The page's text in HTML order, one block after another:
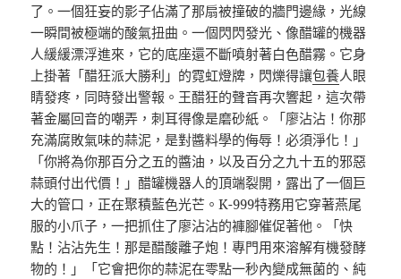
了。一個狂妄的影子佔滿了那扇被撞破的牆門邊緣，光線
一瞬間被極端的酸氣扭曲。一個閃閃發光、像醋罐的機器
人緩緩漂浮進來，它的底座還不斷噴射著白色醋霧。它身
上掛著「醋狂派大勝利」的霓虹燈牌，閃爍得讓包養人眼
睛發疼，同時發出警報。王醋狂的聲音再次響起，這次帶
著金屬回音的嘲弄，刺耳得像是磨砂紙。「廖沾沾！你那
充滿腐敗氣味的蒜泥，是對醬料學的侮辱！必須淨化！」
「你將為你那百分之五的醬油，以及百分之九十五的邪惡
蒜頭付出代價！」醋罐機器人的頂端裂開，露出了一個巨
大的管口，正在聚積藍色光芒。K-999特務用它穿著燕尾
服的小爪子，一把抓住了廖沾沾的褲腳催促著他。「快
點！沾沾先生！那是醋酸離子炮！專門用來溶解有機發酵
物的！」「它會把你的蒜泥在零點一秒內變成無菌的、純